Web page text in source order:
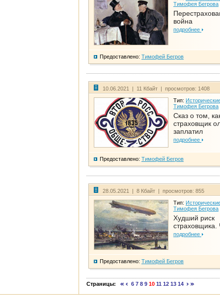
Тимофея Бегрова
война
подробнее
Предоставлено: Тимофей Бегров
10.06.2021 | 11 Кбайт | просмотров: 1408
Тип:
Тимофея Бегрова
Сказ о том,
страховщик
заплатил
подробнее
Предоставлено: Тимофей Бегров
28.05.2021 | 8 Кбайт | просмотров: 855
Тип:
Тимофея Бегрова
Худший риск
страховщика.
подробнее
Предоставлено: Тимофей Бегров
Страницы: 6 7 8 9 10 11 12 13 14